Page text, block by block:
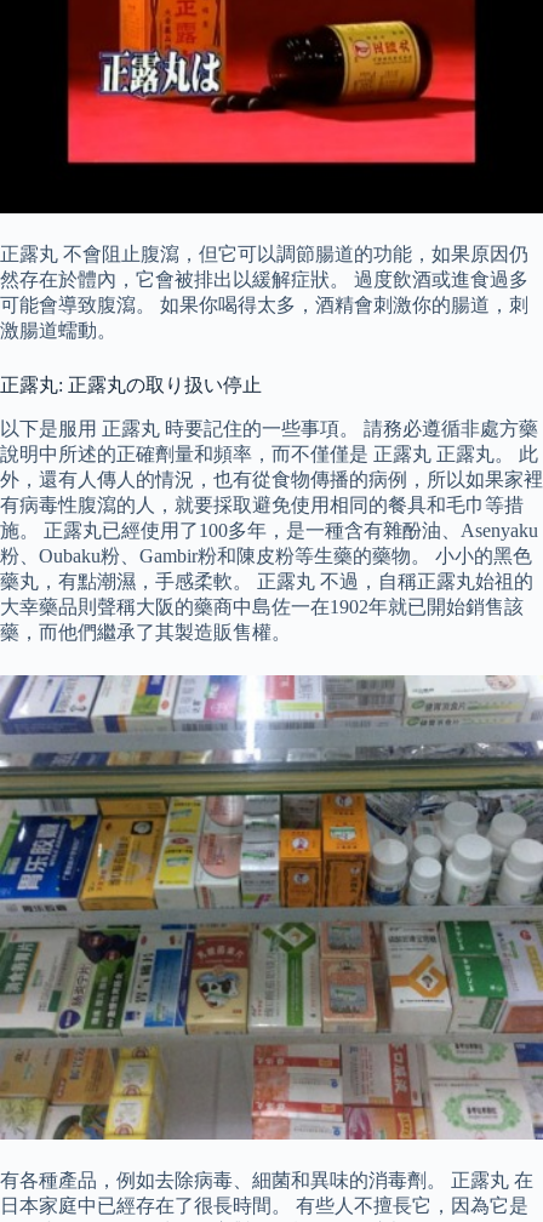
正露丸 不會阻止腹瀉，但它可以調節腸道的功能，如果原因仍
然存在於體內，它會被排出以緩解症狀。 過度飲酒或進食過多
可能會導致腹瀉。 如果你喝得太多，酒精會刺激你的腸道，刺
激腸道蠕動。
正露丸: 正露丸の取り扱い停止
以下是服用 正露丸 時要記住的一些事項。 請務必遵循非處方藥
說明中所述的正確劑量和頻率，而不僅僅是 正露丸 正露丸。 此
外，還有人傳人的情況，也有從食物傳播的病例，所以如果家裡
有病毒性腹瀉的人，就要採取避免使用相同的餐具和毛巾等措
施。 正露丸已經使用了100多年，是一種含有雜酚油、Asenyaku
粉、Oubaku粉、Gambir粉和陳皮粉等生藥的藥物。 小小的黑色
藥丸，有點潮濕，手感柔軟。 正露丸 不過，自稱正露丸始祖的
大幸藥品則聲稱大阪的藥商中島佐一在1902年就已開始銷售該
藥，而他們繼承了其製造販售權。
有各種產品，例如去除病毒、細菌和異味的消毒劑。 正露丸 在
日本家庭中已經存在了很長時間。 有些人不擅長它，因為它是